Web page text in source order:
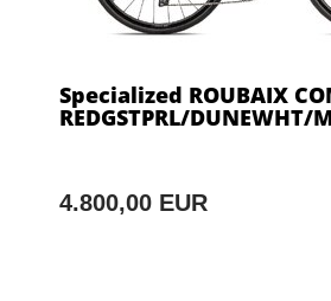
Specialized ROUBAIX
REDGSTPRL/DUNEWHT/
4.800,00 EUR